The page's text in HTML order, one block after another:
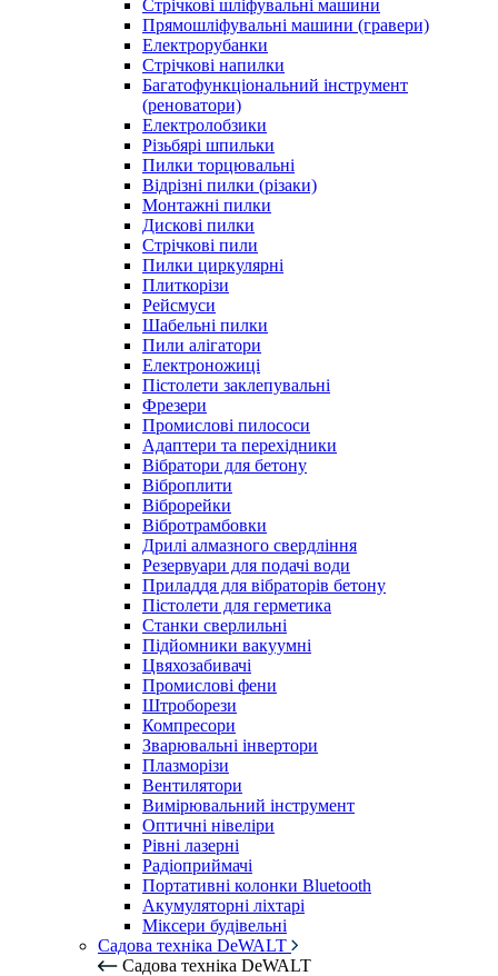
Стрічкові шліфувальні машини
Прямошліфувальні машини (гравери)
Електрорубанки
Стрічкові напилки
Багатофункціональний інструмент
(реноватори)
Електролобзики
Різьбярі шпильки
Пилки торцювальні
Відрізні пилки (різаки)
Монтажні пилки
Дискові пилки
Стрічкові пили
Пилки циркулярні
Плиткорізи
Рейсмуси
Шабельні пилки
Пили алігатори
Електроножиці
Пістолети заклепувальні
Фрезери
Промислові пилососи
Адаптери та перехідники
Вібратори для бетону
Віброплити
Віброрейки
Вібротрамбовки
Дрилі алмазного свердління
Резервуари для подачі води
Приладдя для вібраторів бетону
Пістолети для герметика
Станки сверлильні
Підйомники вакуумні
Цвяхозабивачі
Промислові фени
Штроборези
Компресори
Зварювальні інвертори
Плазморізи
Вентилятори
Вимірювальний інструмент
Оптичні нівеліри
Рівні лазерні
Радіоприймачі
Портативні колонки Bluetooth
Акумуляторні ліхтарі
Міксери будівельні
Садова техніка DeWALT
Садова техніка DeWALT